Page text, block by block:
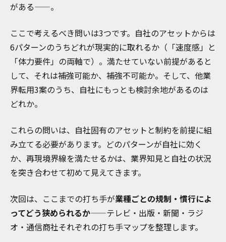
がある——。
ここで考えるべき問いは3つです。自社のアセットからは
6パターンのうちどれが現実的に取れるか（「速度感」と
「体力要件」の両軸で）。満たせていない前提があると
して、それは補強可能か、補強不可能か。そして、他業
界転用3案のうち、自社にもっとも検討余地があるのは
どれか。
これらの問いは、自社固有のアセットと制約を前提に組
み立てる必要があります。どのパターンが自社に効く
か、再現境界線を満たせるかは、業界知見と自社の状況
を突き合わせて初めて見えてきます。
次回は、ここまでの打ち手が業種ごとの規制・慣行によ
ってどう狭められるか——テレビ・出版・新聞・ラジ
オ・通信商社それぞれの打ち手マップを整理します。